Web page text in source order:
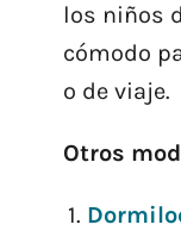
los niños
cómodo
o de viaje.
Otros